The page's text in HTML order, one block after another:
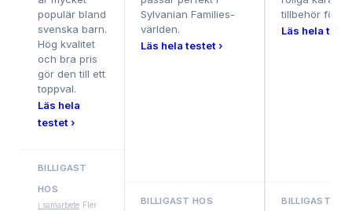
populär bland
svenska barn.
Hög kvalitet
och bra pris
gör den till ett
toppval.
Läs hela
testet ›
BILLIGAST
HOS
i samarbete Fler
Sylvanian Families-
världen.
Läs hela testet ›
BILLIGAST HOS
tillbehör för
Läs hela
BILLIGAST